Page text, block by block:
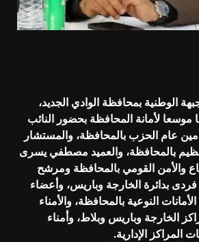
الوطنية بمحافظة الوادي الجديد،
موسعا لأمانة المحافظة بحضور النائب
عام الحزب بالمحافظة، والمستشار
بالمحافظة، والعميد مصطفي يسرى
والأمن القومي بالمحافظة ومرشح
بدائرة الخارجة وباريس، وأعضاء
النوعية بالمحافظة، والأمناء
الخارجة وباريس وبلاط، وأمناء
المراكز الإدارية.